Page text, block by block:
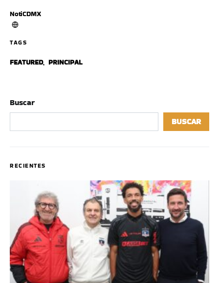
NotiCDMX
TAGS
FEATURED, PRINCIPAL
Buscar
BUSCAR
RECIENTES